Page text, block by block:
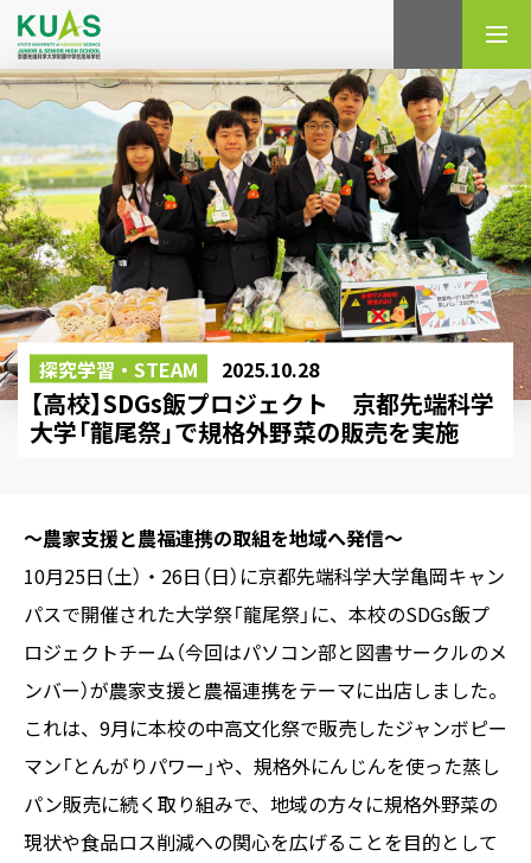
検索
探究学習・STEAM 2025.10.28
【高校】SDGs飯プロジェクト 京都先端科学
大学「龍尾祭」で規格外野菜の販売を実施
～農家支援と農福連携の取組を地域へ発信～
10月25日（土）・26日（日）に京都先端科学大学亀岡キャン
パスで開催された大学祭「龍尾祭」に、本校のSDGs飯プ
ロジェクトチーム（今回はパソコン部と図書サークルのメ
ンバー）が農家支援と農福連携をテーマに出店しました。
これは、9月に本校の中高文化祭で販売したジャンボピー
マン「とんがりパワー」や、規格外にんじんを使った蒸し
パン販売に続く取り組みで、地域の方々に規格外野菜の
現状や食品ロス削減への関心を広げることを目的として